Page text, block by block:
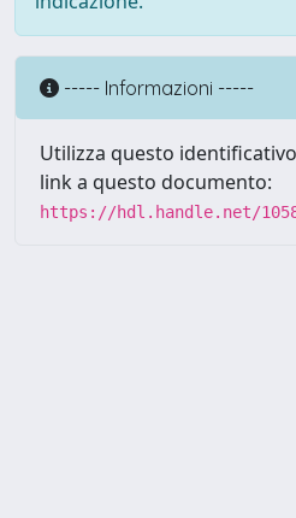
----- Informazioni -----
Utilizza questo
link a questo documento:
https://hdl.handle.net/